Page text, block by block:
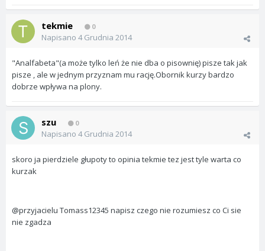
tekmie 0
Napisano 4 Grudnia 2014
"Analfabeta"(a może tylko leń że nie dba o pisownię) pisze tak jak
pisze , ale w jednym przyznam mu rację.Obornik kurzy bardzo
dobrze wpływa na plony.
szu 0
Napisano 4 Grudnia 2014
skoro ja pierdziele głupoty to opinia tekmie tez jest tyle warta co
kurzak
@przyjacielu Tomass12345 napisz czego nie rozumiesz co Ci sie
nie zgadza